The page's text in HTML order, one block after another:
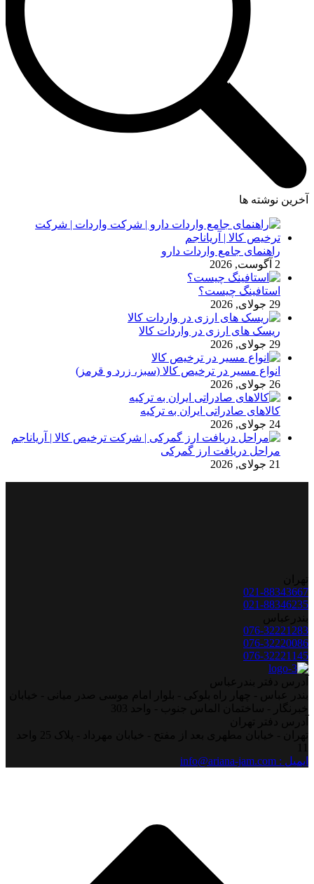
آخرین نوشته ها
راهنمای جامع واردات دارو
2 آگوست, 2026
استافینگ چیست؟
29 جولای, 2026
ریسک های ارزی در واردات کالا
29 جولای, 2026
انواع مسیر در ترخیص کالا (سبز، زرد و قرمز)
26 جولای, 2026
کالاهای صادراتی ایران به ترکیه
24 جولای, 2026
مراحل دریافت ارز گمرکی
21 جولای, 2026
021-88343667
021-88346235
076-32221283
076-32220086
076-32221145
ایمیل : info@ariana-jam.com